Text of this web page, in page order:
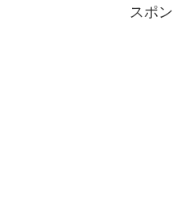
スポ